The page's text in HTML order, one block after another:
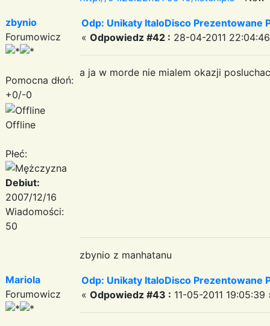
zbynio
Forumowicz
Pomocna dłoń:
+0/-0
Offline
Płeć:
Debiut:
2007/12/16
Wiadomości:
50
Odp: Unikaty ItaloDisco Prezentowane
« Odpowiedz #42 : 28-04-2011
a ja w morde nie mialem okazji
zbynio z manhatanu
Mariola
Forumowicz
Odp: Unikaty ItaloDisco Prezentowane
« Odpowiedz #43 : 11-05-2011 19:05:39